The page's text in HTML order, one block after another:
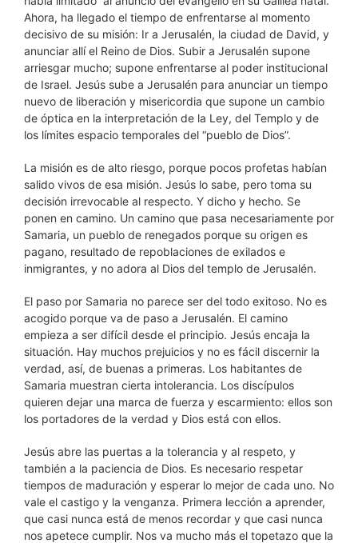
Ahora, ha llegado el tiempo de enfrentarse al momento
decisivo de su misión: Ir a Jerusalén, la ciudad de David, y
anunciar allí el Reino de Dios. Subir a Jerusalén supone
arriesgar mucho; supone enfrentarse al poder institucional
de Israel. Jesús sube a Jerusalén para anunciar un tiempo
nuevo de liberación y misericordia que supone un cambio
de óptica en la interpretación de la Ley, del Templo y de
los límites espacio temporales del “pueblo de Dios”.
La misión es de alto riesgo, porque pocos profetas habían
salido vivos de esa misión. Jesús lo sabe, pero toma su
decisión irrevocable al respecto. Y dicho y hecho. Se
ponen en camino. Un camino que pasa necesariamente por
Samaria, un pueblo de renegados porque su origen es
pagano, resultado de repoblaciones de exilados e
inmigrantes, y no adora al Dios del templo de Jerusalén.
El paso por Samaria no parece ser del todo exitoso. No es
acogido porque va de paso a Jerusalén. El camino
empieza a ser difícil desde el principio. Jesús encaja la
situación. Hay muchos prejuicios y no es fácil discernir la
verdad, así, de buenas a primeras. Los habitantes de
Samaria muestran cierta intolerancia. Los discípulos
quieren dejar una marca de fuerza y escarmiento: ellos son
los portadores de la verdad y Dios está con ellos.
Jesús abre las puertas a la tolerancia y al respeto, y
también a la paciencia de Dios. Es necesario respetar
tiempos de maduración y esperar lo mejor de cada uno. No
vale el castigo y la venganza. Primera lección a aprender,
que casi nunca está de menos recordar y que casi nunca
nos apetece cumplir. Nos va mucho más el topetazo que la